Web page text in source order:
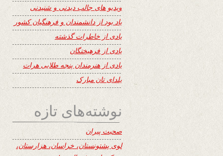
ویدیو های جالب دیدنی و شنیدنی
یاد بود از دانشمندان و فرهنگیان کشور
یادی از خاطرات گذشته
یادی از فرهیختگان
یادی از هنرمندان پنجه طلایی هرات
یلدای تان مبارک
نوشته‌های تازه
صحبت پیران
لوی پشتونستان، خراسان، هزارستان،